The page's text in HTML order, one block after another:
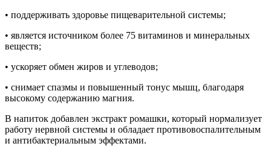
• поддерживать здоровье пищеварительной системы;
• является источником более 75 витаминов и минеральных
веществ;
• ускоряет обмен жиров и углеводов;
• снимает спазмы и повышенный тонус мышц, благодаря
высокому содержанию магния.
В напиток добавлен экстракт ромашки, который нормализует
работу нервной системы и обладает противовоспалительным
и антибактериальным эффектами.